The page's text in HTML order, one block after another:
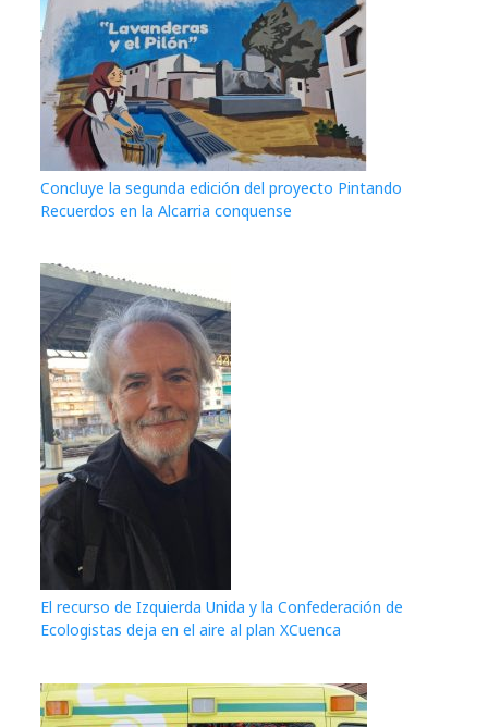
Concluye la segunda edición del proyecto Pintando
Recuerdos en la Alcarria conquense
El recurso de Izquierda Unida y la Confederación de
Ecologistas deja en el aire al plan XCuenca